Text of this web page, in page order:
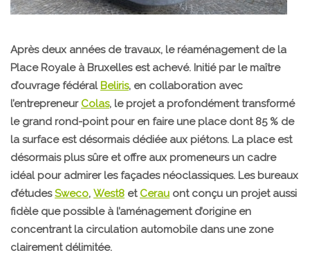
Après deux années de travaux, le réaménagement de la
Place Royale à Bruxelles est achevé. Initié par le maître
d’ouvrage fédéral Beliris, en collaboration avec
l’entrepreneur Colas, le projet a profondément transformé
le grand rond-point pour en faire une place dont 85 % de
la surface est désormais dédiée aux piétons. La place est
désormais plus sûre et offre aux promeneurs un cadre
idéal pour admirer les façades néoclassiques. Les bureaux
d’étudesSweco, West8 et Cerau ont conçu un projet aussi
fidèle que possible à l’aménagement d’origine en
concentrant la circulation automobile dans une zone
clairement délimitée.